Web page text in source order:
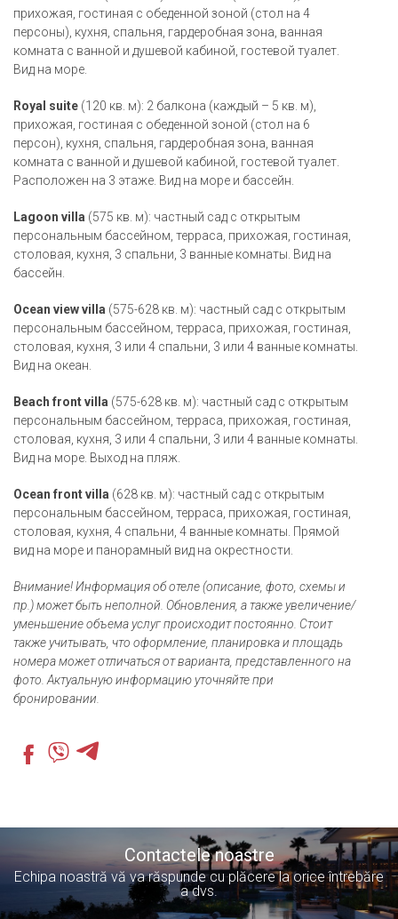
прихожая, гостиная с обеденной зоной (стол на 4
персоны), кухня, спальня, гардеробная зона, ванная
комната с ванной и душевой кабиной, гостевой туалет.
Вид на море.
Royal suite (120 кв. м): 2 балкона (каждый – 5 кв. м),
прихожая, гостиная с обеденной зоной (стол на 6
персон), кухня, спальня, гардеробная зона, ванная
комната с ванной и душевой кабиной, гостевой туалет.
Расположен на 3 этаже. Вид на море и бассейн.
Lagoon villa (575 кв. м): частный сад с открытым
персональным бассейном, терраса, прихожая, гостиная,
столовая, кухня, 3 спальни, 3 ванные комнаты. Вид на
бассейн.
Ocean view villa (575-628 кв. м): частный сад с открытым
персональным бассейном, терраса, прихожая, гостиная,
столовая, кухня, 3 или 4 спальни, 3 или 4 ванные комнаты.
Вид на океан.
Beach front villa (575-628 кв. м): частный сад с открытым
персональным бассейном, терраса, прихожая, гостиная,
столовая, кухня, 3 или 4 спальни, 3 или 4 ванные комнаты.
Вид на море. Выход на пляж.
Ocean front villa (628 кв. м): частный сад с открытым
персональным бассейном, терраса, прихожая, гостиная,
столовая, кухня, 4 спальни, 4 ванные комнаты. Прямой
вид на море и панорамный вид на окрестности.
Внимание! Информация об отеле (описание, фото, схемы и
пр.) может быть неполной. Обновления, а также увеличение/
уменьшение объема услуг происходит постоянно. Стоит
также учитывать, что оформление, планировка и площадь
номера может отличаться от варианта, представленного на
фото. Актуальную информацию уточняйте при
бронировании.
Contactele noastre
Echipa noastră vă va răspunde cu plăcere la orice întrebăre
a dvs.